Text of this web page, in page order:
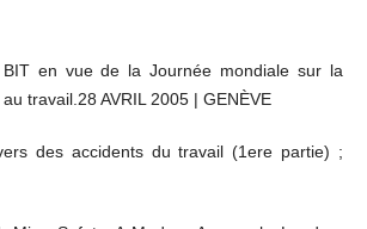
en vue de la Journée mondiale sur la
travail.28 AVRIL 2005 | GENÈVE
des accidents du travail (1ere partie) ;